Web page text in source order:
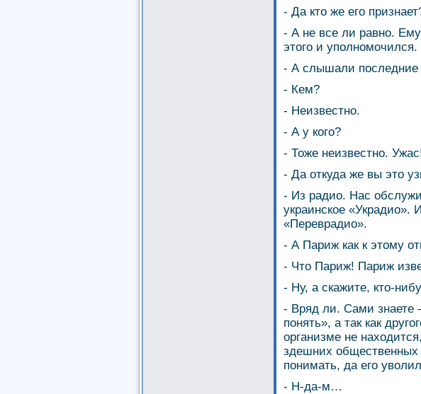
- Да кто же его
- А не все ли равно.
этого и
- А слышали последние
- Кем?
- Неизвестно.
- А у кого?
- Тоже неизвестно.
- Да откуда же вы это
- Из радио. Нас
украинское «Украдио».
«Переврадио».
- А Париж как к этому
- Что Париж! Париж
- Ну, а скажите, кто-
- Вряд ли. Сами знаете
понять», а так как
организме не
здешних общественных
понимать, да его
- Н-да-м…